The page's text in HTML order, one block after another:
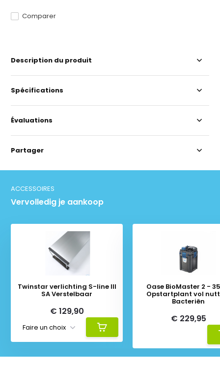
Comparer
Description du produit
Spécifications
Évaluations
Partager
ACCESSOIRES
Vervolledig je aankoop
Twinstar verlichting S-line III
SA Verstelbaar
€ 129,90
Oase BioMaster 2 - 350 +
Opstartplant vol
Bacteriën
€ 229,95